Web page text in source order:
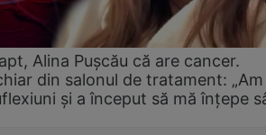
Alina Pușcău că are cancer.
din salonul de tratament:
și a început să mă înțepe